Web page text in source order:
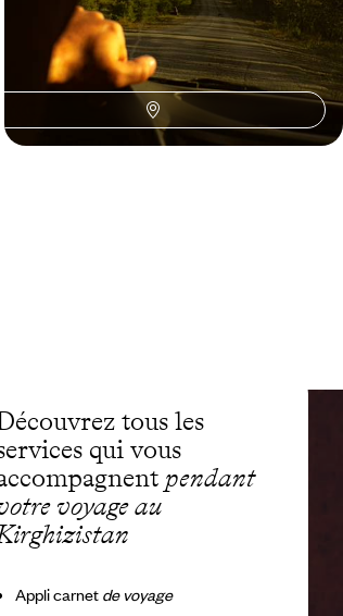
tous les
qui vous
pendant
voyage au
Appli carnet de voyage